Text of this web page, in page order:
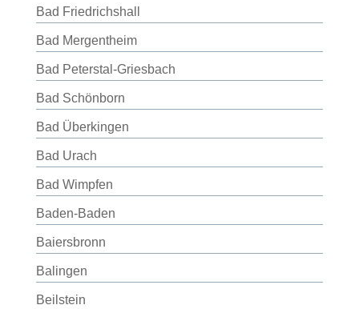
Bad Friedrichshall
Bad Mergentheim
Bad Peterstal-Griesbach
Bad Schönborn
Bad Überkingen
Bad Urach
Bad Wimpfen
Baden-Baden
Baiersbronn
Balingen
Beilstein